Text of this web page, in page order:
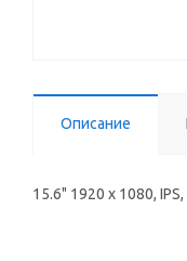
Описание
15.6" 1920 x 1080,